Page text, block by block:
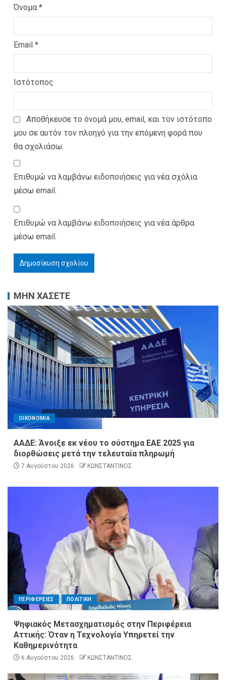
Όνομα *
Email *
Ιστότοπος
Αποθήκευσε το όνομά μου, email, και τον ιστότοπο
μου σε αυτόν τον πλοηγό για την επόμενη φορά που
θα σχολιάσω.
Επιθυμώ να λαμβάνω ειδοποιήσεις για νέα σχόλια
μέσω email.
Επιθυμώ να λαμβάνω ειδοποιήσεις για νέα άρθρα
μέσω email.
ΜΗΝ ΧΑΣΕΤΕ
ΟΙΚΟΝΟΜΙΑ
ΑΑΔΕ: Άνοιξε εκ νέου το σύστημα ΕΑΕ 2025 για
διορθώσεις μετά την τελευταία πληρωμή
7 Αυγούστου 2026 ΚΩΝΣΤΑΝΤΙΝΟΣ
ΠΕΡΙΦΕΡΕΙΕΣ ΠΟΛΙΤΙΚΗ
Ψηφιακός Μετασχηματισμός στην Περιφέρεια
Αττικής: Όταν η Τεχνολογία Υπηρετεί την
Καθημερινότητα
6 Αυγούστου 2026 ΚΩΝΣΤΑΝΤΙΝΟΣ